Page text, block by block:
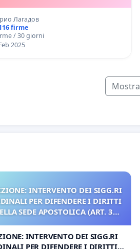
Лагадов
firme
/ 30 giorni
2025
INTERVENTO DEI SIGG.RI
PER DIFENDERE I DIRITTI
SEDE APOSTOLICA (ART. 3
INTERVENTO DEI SIGG.RI
PER DIFENDERE I DIRITTI